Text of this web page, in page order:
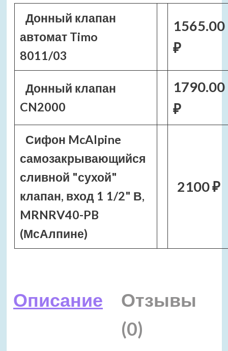
Донный клапан
автомат Timo
8011/03
1565.00
₽
Донный клапан
CN2000
1790.00
₽
Сифон McAlpine
самозакрывающийся
сливной "сухой"
клапан, вход 1 1/2" В,
MRNRV40-PB
(МсАлпине)
2100 ₽
Описание
Отзывы
(0)